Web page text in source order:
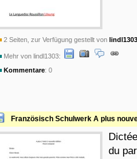
2 Seiten, zur Verfügung gestellt von lindl1303
Mehr von lindl1303:
Kommentare: 0
Französisch Schulwerk A plus
du